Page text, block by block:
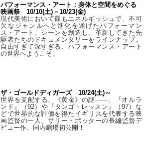
パフォーマンス・アート：身体と空間をめぐる
映画祭 10/10(土)－10/23(金)
現代美術において最もエネルギッシュで、不可
欠なジャンルへと進化を遂げたパフォーマン
ス・アート。シーンを創造し、革新してきた先
駆者たちのドキュメンタリーをラインナップ。
自由すぎて深すぎる、パフォーマンス・アート
の世界へようこそ。
ザ・ゴールドディガーズ 10/24(土)～
世界を支配する、《黄金》の謎――。『オルラ
ンド』（92）や『タンゴ・レッスン』（97）な
どで世界的な評価を得たイギリスを代表する映
画監督の一人、サリー・ポッターの長編監督デ
ビュー作、国内劇場初公開！